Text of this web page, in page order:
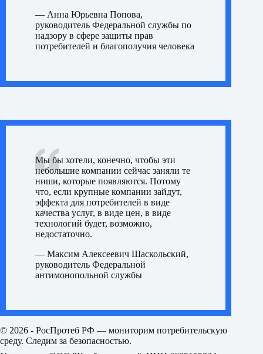
— Анна Юрьевна Попова,
руководитель Федеральной службы по
надзору в сфере защиты прав
потребителей и благополучия человека
Мы бы хотели, конечно, чтобы эти
небольшие компании сейчас заняли те
ниши, которые появляются. Потому
что, если крупные компании зайдут,
эффекта для потребителей в виде
качества услуг, в виде цен, в виде
технологий будет, возможно,
недостаточно.
— Максим Алексеевич Шаскольский,
руководитель Федеральной
антимонопольной службы
© 2026 - РосПротеб РФ — мониторим потребительскую
среду. Следим за безопасностью.